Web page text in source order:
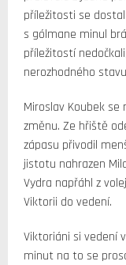
příležitosti se
s gólmane minul
příležitostí
nerozhodného
Miroslav Koubek
změnu. Ze hřiště
zápasu přivodil
jistotu nahrazen
Vydra napřáhl z
Viktorii do vedení.
Viktoriáni si vedení
minut na to se